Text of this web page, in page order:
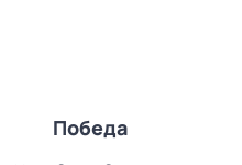
Победа